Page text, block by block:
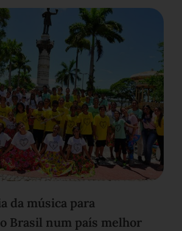
da música para
Brasil num país melhor